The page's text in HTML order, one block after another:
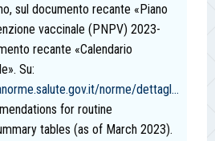
sul documento recante «Piano
vaccinale (PNPV) 2023-
recante «Calendario
Su:
norme/dettagl...
for routine
tables (as of March 2023).